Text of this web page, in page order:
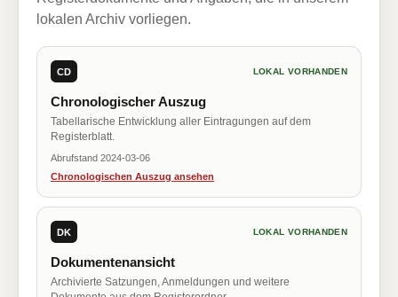
lokalen Archiv vorliegen.
CD LOKAL VORHANDEN
Chronologischer Auszug
Tabellarische Entwicklung aller Eintragungen auf dem
Registerblatt.
Abrufstand 2024-03-06
Chronologischen Auszug ansehen
DK LOKAL VORHANDEN
Dokumentenansicht
Archivierte Satzungen, Anmeldungen und weitere